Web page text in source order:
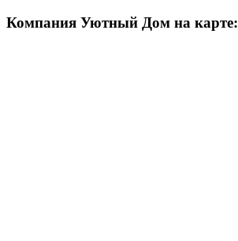
Компания Уютный Дом на карте: